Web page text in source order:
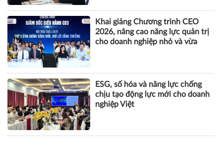
Khai giảng Chương trình CEO
2026, nâng cao năng lực quản trị
cho doanh nghiệp nhỏ và vừa
ESG, số hóa và năng lực chống
chịu tạo động lực mới cho doanh
nghiệp Việt